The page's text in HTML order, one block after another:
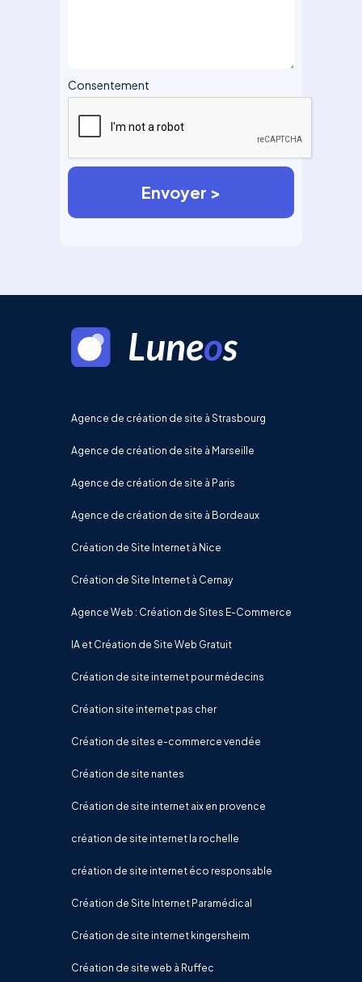
Consentement
Agence de création de site à Strasbourg
Agence de création de site à Marseille
Agence de création de site à Paris
Agence de création de site à Bordeaux
Création de Site Internet à Nice
Création de Site Internet à Cernay
Agence Web : Création de Sites E-Commerce
IA et Création de Site Web Gratuit
Création de site internet pour médecins
Création site internet pas cher
Création de sites e-commerce vendée
Création de site nantes
Création de site internet aix en provence
création de site internet la rochelle
création de site internet éco responsable
Création de Site Internet Paramédical
Création de site internet kingersheim
Création de site web à Ruffec